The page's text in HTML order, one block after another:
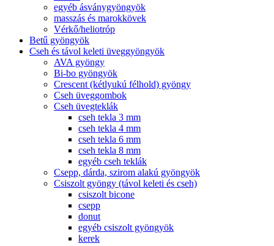
egyéb ásványgyöngyök
masszás és marokkövek
Vérkő/heliotróp
Betű gyöngyök
Cseh és távol keleti üveggyöngyök
AVA gyöngy
Bi-bo gyöngyök
Crescent (kétlyukú félhold) gyöngy
Cseh üveggombok
Cseh üvegteklák
cseh tekla 3 mm
cseh tekla 4 mm
cseh tekla 6 mm
cseh tekla 8 mm
egyéb cseh teklák
Csepp, dárda, szirom alakú gyöngyök
Csiszolt gyöngy (távol keleti és cseh)
csiszolt bicone
csepp
donut
egyéb csiszolt gyöngyök
kerek